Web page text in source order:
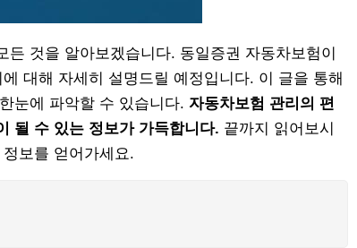
것을 알아보겠습니다. 동일증권 자동차보험이
대해 자세히 설명드릴 예정입니다. 이 글을 통해
눈에 파악할 수 있습니다. 자동차보험 관리의 편
될 수 있는 정보가 가득합니다. 끝까지 읽어보시
보를 얻어가세요.